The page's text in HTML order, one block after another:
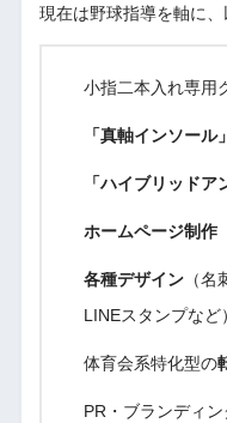
現在は野球指導を軸に
小指二本入れ専用
「真軸インソール」
「ハイブリッドア
ホームページ制作
各種デザイン（名
LINEスタンプなど）
体育会系特化型の
PR・ブランディ